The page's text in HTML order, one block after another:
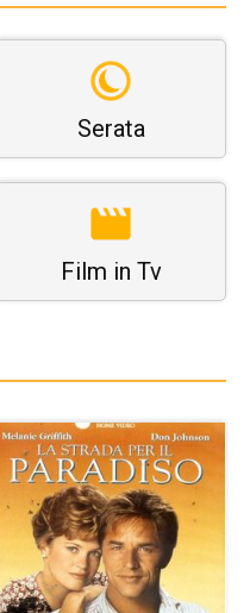
Serata
Film in Tv